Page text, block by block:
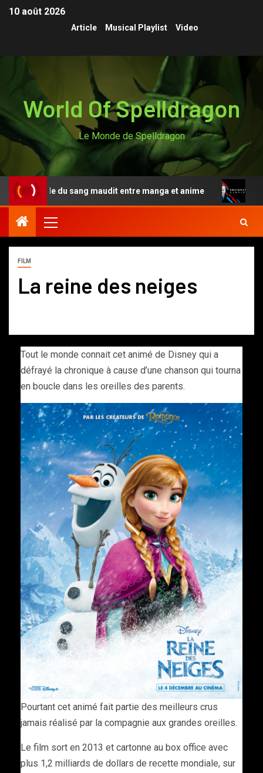
10 août 2026
Article Musical Playlist Video
World Of Spelldragon
Le Monde de Spelldragon
du sang maudit entre manga et anime
FILM
La reine des neiges
Tout le monde connait cet animé de Disney qui a
défrayé la chronique à cause d’une chanson qui tourna
en boucle dans les oreilles des parents.
Pourtant cet animé fait partie des meilleurs crus
jamais réalisé par la compagnie aux grandes oreilles.
Le film sort en 2013 et cartonne au box office avec
plus 1,2 milliards de dollars de recette mondiale, sur